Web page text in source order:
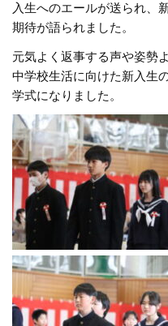
入生へのエールが送られ、
期待が語られました。
元気よく返事する声や姿勢
中学校生活に向けた新入生
学式になりました。